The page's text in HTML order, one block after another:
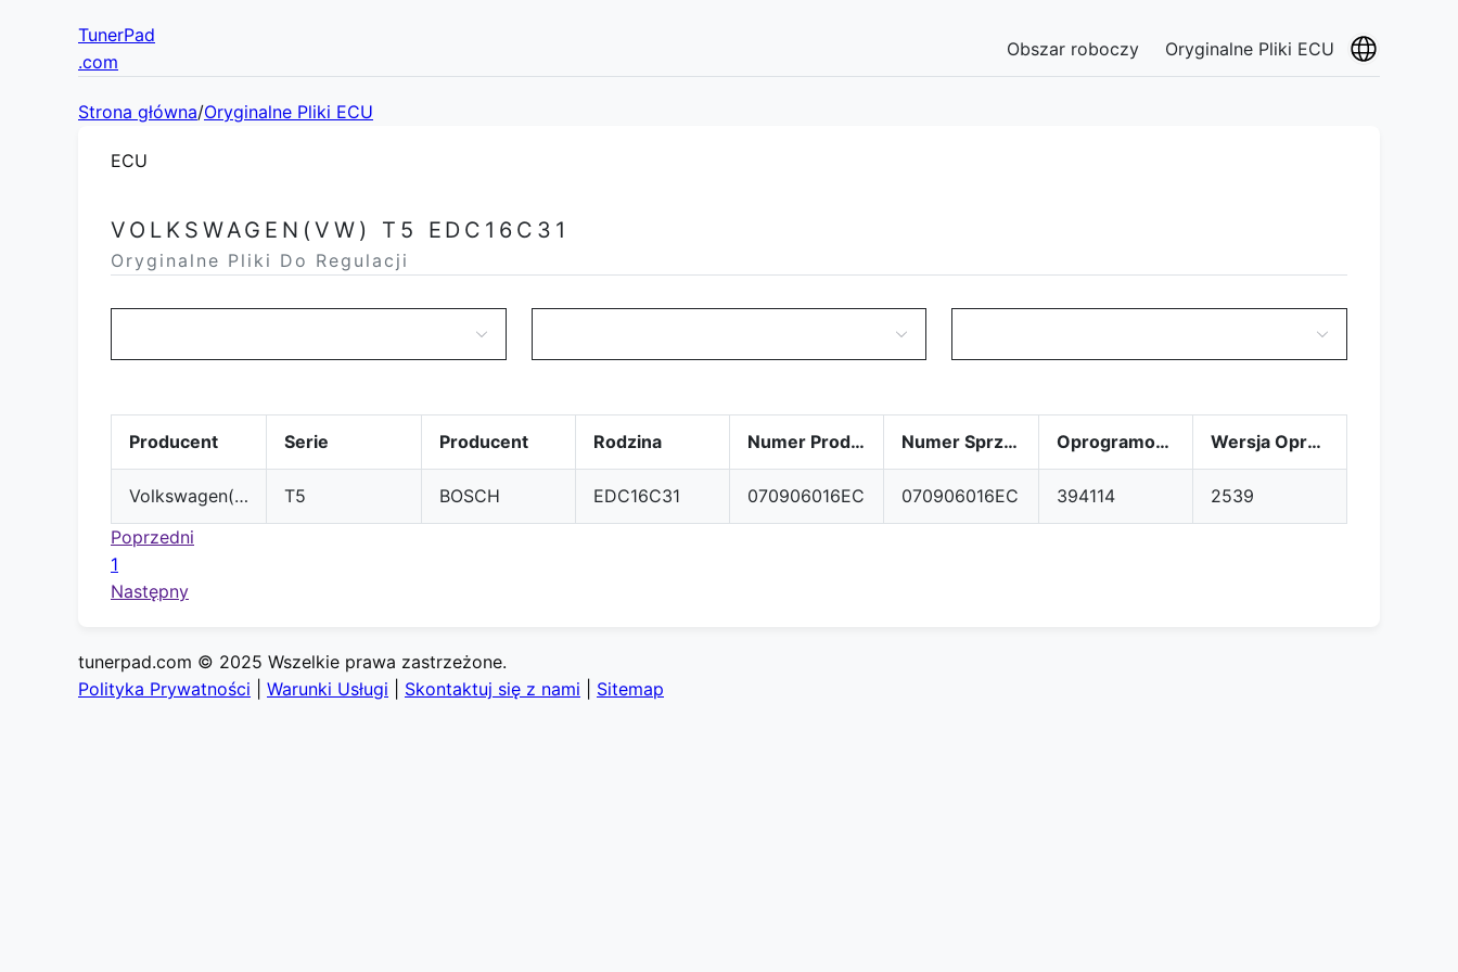
TunerPad
.com
Obszar roboczy Oryginalne Pliki ECU
Strona główna/Oryginalne Pliki ECU
ECU
VOLKSWAGEN(VW) T5 EDC16C31
Oryginalne Pliki Do Regulacji
Producent Serie Producent Rodzina Numer Produktu Numer Sprzętu Oprogramowanie Wersja Oprogramowania
Volkswagen(VW) T5 BOSCH EDC16C31 070906016EC 070906016EC 394114
2539
Poprzedni
1
Następny
tunerpad.com © 2025 Wszelkie prawa zastrzeżone.
Polityka Prywatności
Warunki Usługi Skontaktuj się z nami Sitemap